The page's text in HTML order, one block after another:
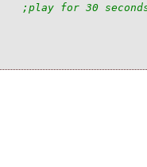
;play for 30